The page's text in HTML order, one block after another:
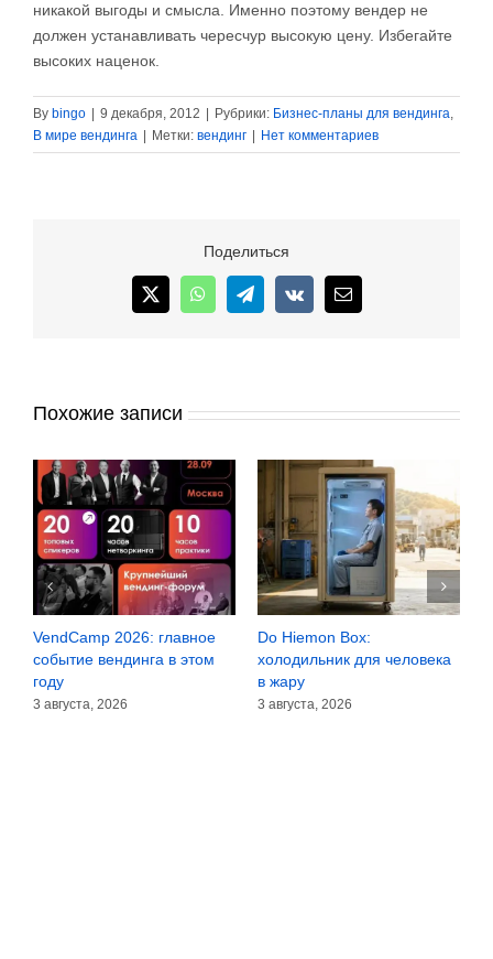
никакой выгоды и смысла. Именно поэтому вендер не
должен устанавливать чересчур высокую цену. Избегайте
высоких наценок.
By bingo 9 декабря, 2012 Рубрики: Бизнес-планы для вендинга,
В мире вендинга
Метки: вендинг Нет комментариев
Поделиться
X WhatsAppTelegram
Vk Email
Похожие записи
VendCamp 2026: главное
событие вендинга в этом
году
3 августа, 2026
Do Hiemon Box:
холодильник для человека
в жару
3 августа, 2026